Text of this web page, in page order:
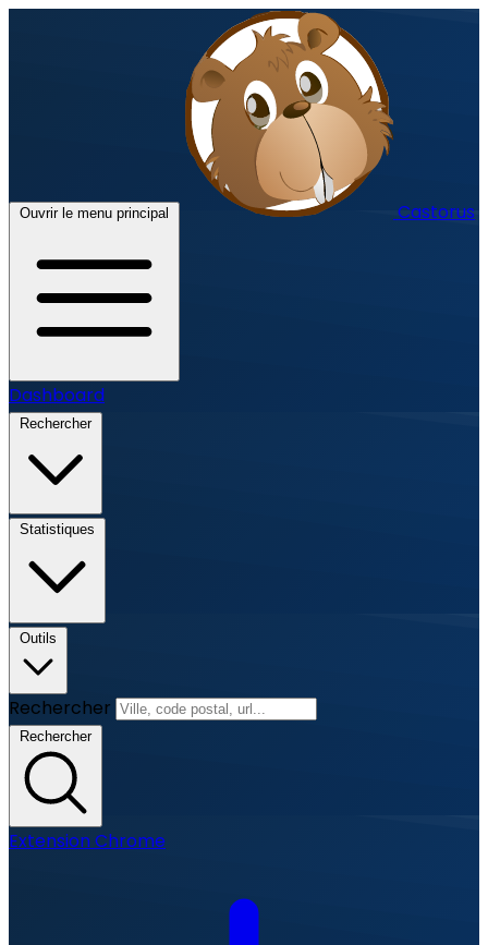
Ouvrir le menu principal Castorus
Dashboard
Rechercher
Statistiques
Outils
Rechercher
Rechercher
Extension Chrome